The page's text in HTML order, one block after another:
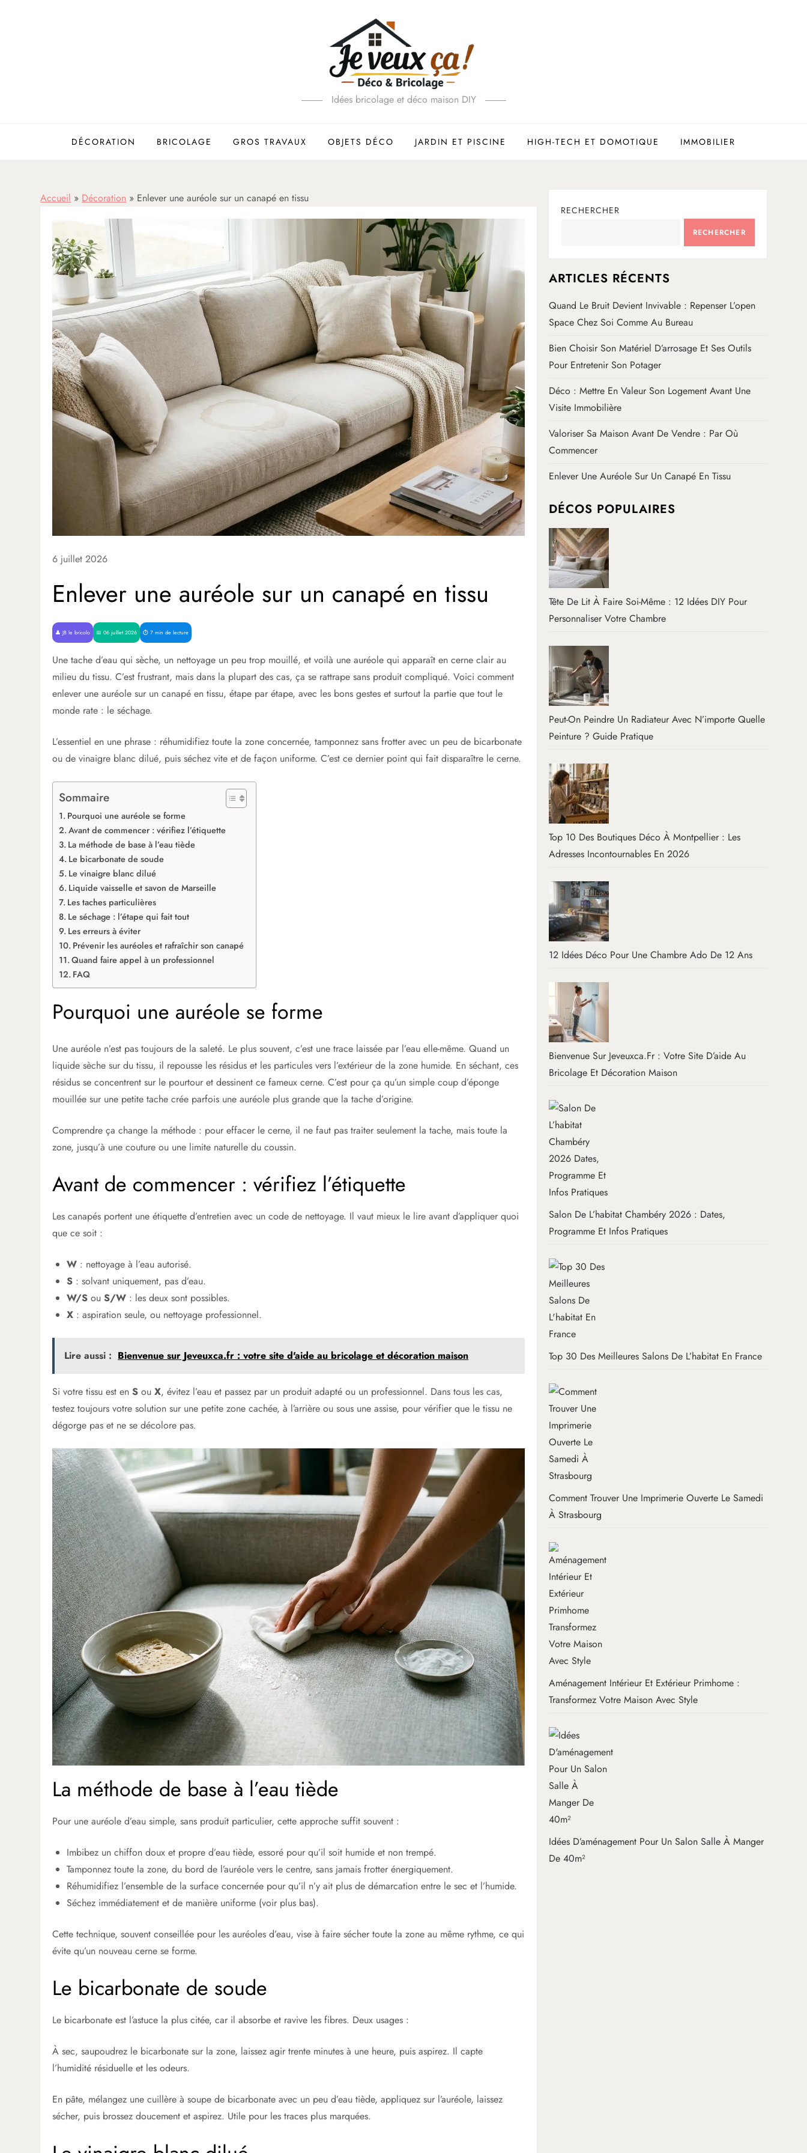
Idées bricolage et déco maison DIY
DÉCORATION BRICOLAGE GROS TRAVAUX OBJETS DÉCO JARDIN ET PISCINE HIGH-TECH ET DOMOTIQUE IMMOBILIER
Accueil » Décoration » Enlever une auréole sur un canapé en tissu
6 juillet 2026
Enlever une auréole sur un canapé en tissu
👤 JB le bricolo 📅 06 juillet 2026 ⏱️ 7 min de lecture
Une tache d’eau qui sèche, un nettoyage un peu trop mouillé, et voilà une auréole qui apparaît en cerne clair au
milieu du tissu. C’est frustrant, mais dans la plupart des cas, ça se rattrape sans produit compliqué. Voici comment
enlever une auréole sur un canapé en tissu, étape par étape, avec les bons gestes et surtout la partie que tout le
monde rate : le séchage.
L’essentiel en une phrase : réhumidifiez toute la zone concernée, tamponnez sans frotter avec un peu de bicarbonate
ou de vinaigre blanc dilué, puis séchez vite et de façon uniforme. C’est ce dernier point qui fait disparaître le cerne.
Sommaire
Pourquoi une auréole se forme
Avant de commencer : vérifiez l’étiquette
La méthode de base à l’eau tiède
Le bicarbonate de soude
Le vinaigre blanc dilué
Liquide vaisselle et savon de Marseille
Les taches particulières
Le séchage : l’étape qui fait tout
Les erreurs à éviter
Prévenir les auréoles et rafraîchir son canapé
Quand faire appel à un professionnel
FAQ
Pourquoi une auréole se forme
Une auréole n’est pas toujours de la saleté. Le plus souvent, c’est une trace laissée par l’eau elle-même. Quand un
liquide sèche sur du tissu, il repousse les résidus et les particules vers l’extérieur de la zone humide. En séchant, ces
résidus se concentrent sur le pourtour et dessinent ce fameux cerne. C’est pour ça qu’un simple coup d’éponge
mouillée sur une petite tache crée parfois une auréole plus grande que la tache d’origine.
Comprendre ça change la méthode : pour effacer le cerne, il ne faut pas traiter seulement la tache, mais toute la
zone, jusqu’à une couture ou une limite naturelle du coussin.
Avant de commencer : vérifiez l’étiquette
Les canapés portent une étiquette d’entretien avec un code de nettoyage. Il vaut mieux le lire avant d’appliquer quoi
que ce soit :
W : nettoyage à l’eau autorisé.
S : solvant uniquement, pas d’eau.
W/S ouS/W : les deux sont possibles.
X : aspiration seule, ou nettoyage professionnel.
Lire aussi : Bienvenue sur Jeveuxca.fr : votre site d'aide au bricolage et décoration maison
Si votre tissu est enS ouX, évitez l’eau et passez par un produit adapté ou un professionnel. Dans tous les cas,
testez toujours votre solution sur une petite zone cachée, à l’arrière ou sous une assise, pour vérifier que le tissu ne
dégorge pas et ne se décolore pas.
La méthode de base à l’eau tiède
Pour une auréole d’eau simple, sans produit particulier, cette approche suffit souvent :
Imbibez un chiffon doux et propre d’eau tiède, essoré pour qu’il soit humide et non trempé.
Tamponnez toute la zone, du bord de l’auréole vers le centre, sans jamais frotter énergiquement.
Réhumidifiez l’ensemble de la surface concernée pour qu’il n’y ait plus de démarcation entre le sec et l’humide.
Séchez immédiatement et de manière uniforme (voir plus bas).
Cette technique, souvent conseillée pour les auréoles d’eau, vise à faire sécher toute la zone au même rythme, ce qui
évite qu’un nouveau cerne se forme.
Le bicarbonate de soude
Le bicarbonate est l’astuce la plus citée, car il absorbe et ravive les fibres. Deux usages :
À sec, saupoudrez le bicarbonate sur la zone, laissez agir trente minutes à une heure, puis aspirez. Il capte
l’humidité résiduelle et les odeurs.
En pâte, mélangez une cuillère à soupe de bicarbonate avec un peu d’eau tiède, appliquez sur l’auréole, laissez
sécher, puis brossez doucement et aspirez. Utile pour les traces plus marquées.
RECHERCHER
RECHERCHER
ARTICLES RÉCENTS
Quand Le Bruit Devient Invivable : Repenser L’open
Space Chez Soi Comme Au Bureau
Bien Choisir Son Matériel D’arrosage Et Ses Outils
Pour Entretenir Son Potager
Déco : Mettre En Valeur Son Logement Avant Une
Visite Immobilière
Valoriser Sa Maison Avant De Vendre : Par Où
Commencer
Enlever Une Auréole Sur Un Canapé En Tissu
DÉCOS POPULAIRES
Tête De Lit À Faire Soi-Même : 12 Idées DIY Pour
Personnaliser Votre Chambre
Peut-On Peindre Un Radiateur Avec N’importe Quelle
Peinture ? Guide Pratique
Top 10 Des Boutiques Déco À Montpellier : Les
Adresses Incontournables En 2026
12 Idées Déco Pour Une Chambre Ado De 12 Ans
Bienvenue Sur Jeveuxca.fr : Votre Site D’aide Au
Bricolage Et Décoration Maison
Salon De L’habitat Chambéry 2026 : Dates,
Programme Et Infos Pratiques
Top 30 Des Meilleures Salons De L’habitat En France
Comment Trouver Une Imprimerie Ouverte Le Samedi
À Strasbourg
Aménagement Intérieur Et Extérieur Primhome :
Transformez Votre Maison Avec Style
Idées D’aménagement Pour Un Salon Salle À Manger
De 40m²